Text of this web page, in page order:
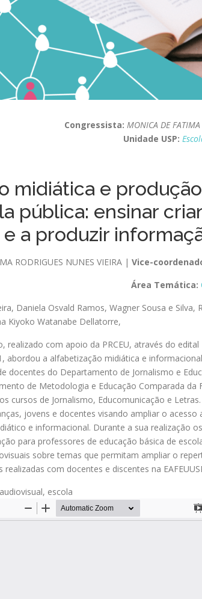
Congressista: MONICA DE
Unidade USP:
midiática e produção
pública: ensinar
a produzir
RODRIGUES NUNES VIEIRA | Vice-
Área Temática:
, Daniela Osvald Ramos, Wagner Sousa e Silva,
Kiyoko Watanabe Dellatorre,
realizado com apoio da PRCEU, através do
abordou a alfabetização midiática e
docentes do Departamento de Jornalismo e
de Metodologia e Educação Comparada da
cursos de Jornalismo, Educomunicação e
jovens e docentes visando ampliar o
e informacional. Durante a sua realização
para professores de educação básica de
sobre temas que permitam ampliar o
com docentes e discentes na
escola